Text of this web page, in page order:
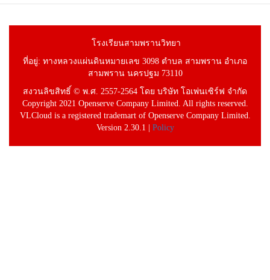
โรงเรียนสามพรานวิทยา
ที่อยู่: ทางหลวงแผ่นดินหมายเลข 3098 ตำบล สามพราน อำเภอ
สามพราน นครปฐม 73110
สงวนลิขสิทธิ์ © พ.ศ. 2557-2564 โดย บริษัท โอเพ่นเซิร์ฟ จำกัด
Copyright 2021 Openserve Company Limited. All rights reserved.
VLCloud is a registered trademart of Openserve Company Limited.
Version 2.30.1 | Policy